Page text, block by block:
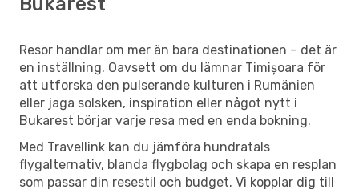
Resor handlar om mer än bara destinationen – det är
en inställning. Oavsett om du lämnar Timișoara för
att utforska den pulserande kulturen i Rumänien
eller jaga solsken, inspiration eller något nytt i
Bukarest börjar varje resa med en enda bokning.
Med Travellink kan du jämföra hundratals
flygalternativ, blanda flygbolag och skapa en resplan
som passar din resestil och budget. Vi kopplar dig till